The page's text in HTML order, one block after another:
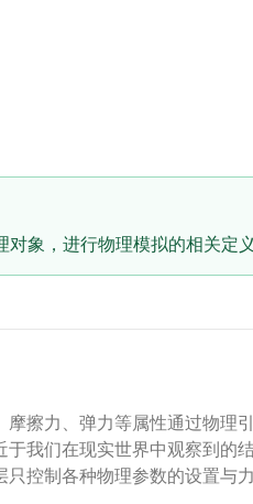
象，进行物理模拟的相关定
擦力、弹力等属性通过物理
我们在现实世界中观察到的
控制各种物理参数的设置与